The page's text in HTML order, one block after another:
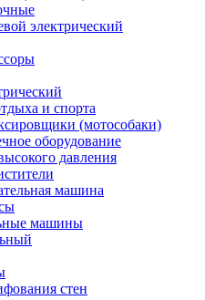
электрический
и спорта
(мотособаки)
оборудование
давления
машина
машины
стен